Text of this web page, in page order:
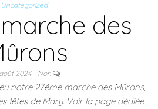
Uncategorized
des
2024 Non
notre 27éme marche des Mûrons,
fêtes de Mary. Voir la page dédiée